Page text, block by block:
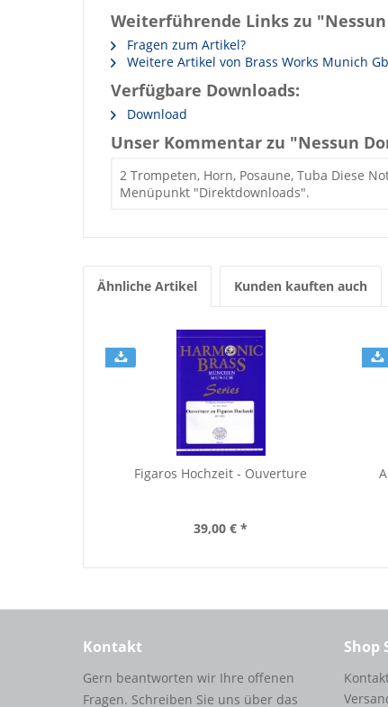
Weiterführende Links zu
Fragen zum Artikel?
Weitere Artikel von Brass Works Munich
Verfügbare Downloads:
Download
Unser Kommentar zu "Nessun
2 Trompeten, Horn, Posaune, Tuba Diese
Menüpunkt "Direktdownloads".
Ähnliche Artikel Kunden kauften auch
Figaros Hochzeit - Ouverture
39,00 € *
Kontakt
Gern beantworten wir Ihre offenen
Fragen. Schreiben Sie uns über das
Shop